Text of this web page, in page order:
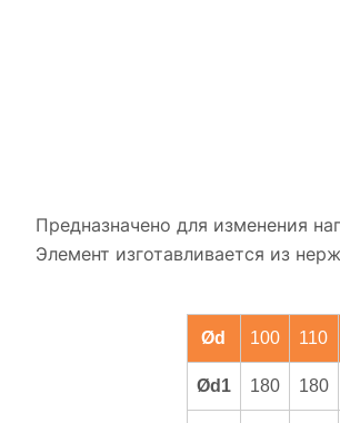
Предназначено для изменения
Элемент изготавливается из
Ød 100 110
Ød1 180 180